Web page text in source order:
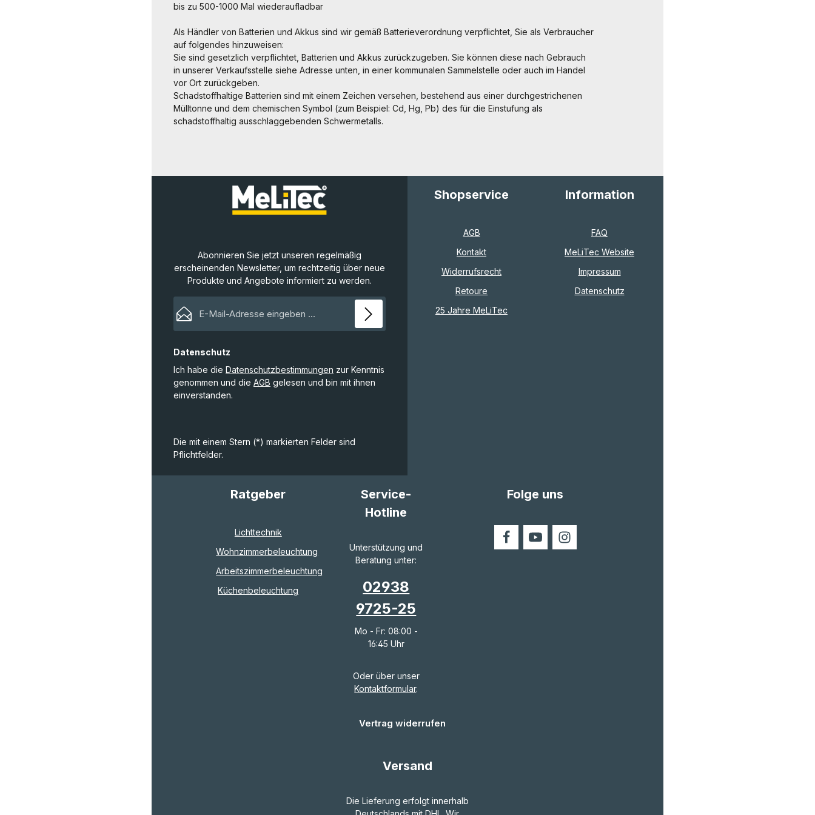
bis zu 500-1000 Mal wiederaufladbar
Als Händler von Batterien und Akkus sind wir gemäß Batterieverordnung verpflichtet, Sie als Verbraucher
auf folgendes hinzuweisen:
Sie sind gesetzlich verpflichtet, Batterien und Akkus zurückzugeben. Sie können diese nach Gebrauch
in unserer Verkaufsstelle siehe Adresse unten, in einer kommunalen Sammelstelle oder auch im Handel
vor Ort zurückgeben.
Schadstoffhaltige Batterien sind mit einem Zeichen versehen, bestehend aus einer durchgestrichenen
Mülltonne und dem chemischen Symbol (zum Beispiel: Cd, Hg, Pb) des für die Einstufung als
schadstoffhaltig ausschlaggebenden Schwermetalls.
Abonnieren Sie jetzt unseren regelmäßig
erscheinenden Newsletter, um rechtzeitig über neue
Produkte und Angebote informiert zu werden.
Datenschutz
Ich habe die Datenschutzbestimmungen zur Kenntnis
genommen und die AGB gelesen und bin mit ihnen
einverstanden.
Die mit einem Stern (*) markierten Felder sind
Pflichtfelder.
Shopservice
AGB
Kontakt
Widerrufsrecht
Retoure
25 Jahre MeLiTec
Information
FAQ
MeLiTec Website
Impressum
Datenschutz
Ratgeber
Lichttechnik
Wohnzimmerbeleuchtung
Arbeitszimmerbeleuchtung
Küchenbeleuchtung
Service-
Hotline
Unterstützung und
Beratung unter:
02938
9725-25
Mo - Fr: 08:00 -
16:45 Uhr
Oder über unser
Kontaktformular.
Vertrag widerrufen
Folge uns
Versand
Die Lieferung erfolgt innerhalb